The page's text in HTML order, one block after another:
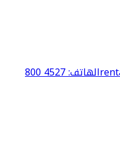
الهاتف:
800 4527